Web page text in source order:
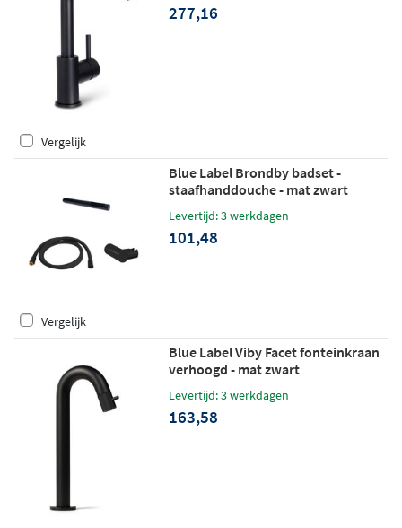
277,16
Vergelijk
Blue Label Brondby badset -
staafhanddouche - mat zwart
Levertijd: 3 werkdagen
101,48
Vergelijk
Blue Label Viby Facet fonteinkraan
verhoogd - mat zwart
Levertijd: 3 werkdagen
163,58